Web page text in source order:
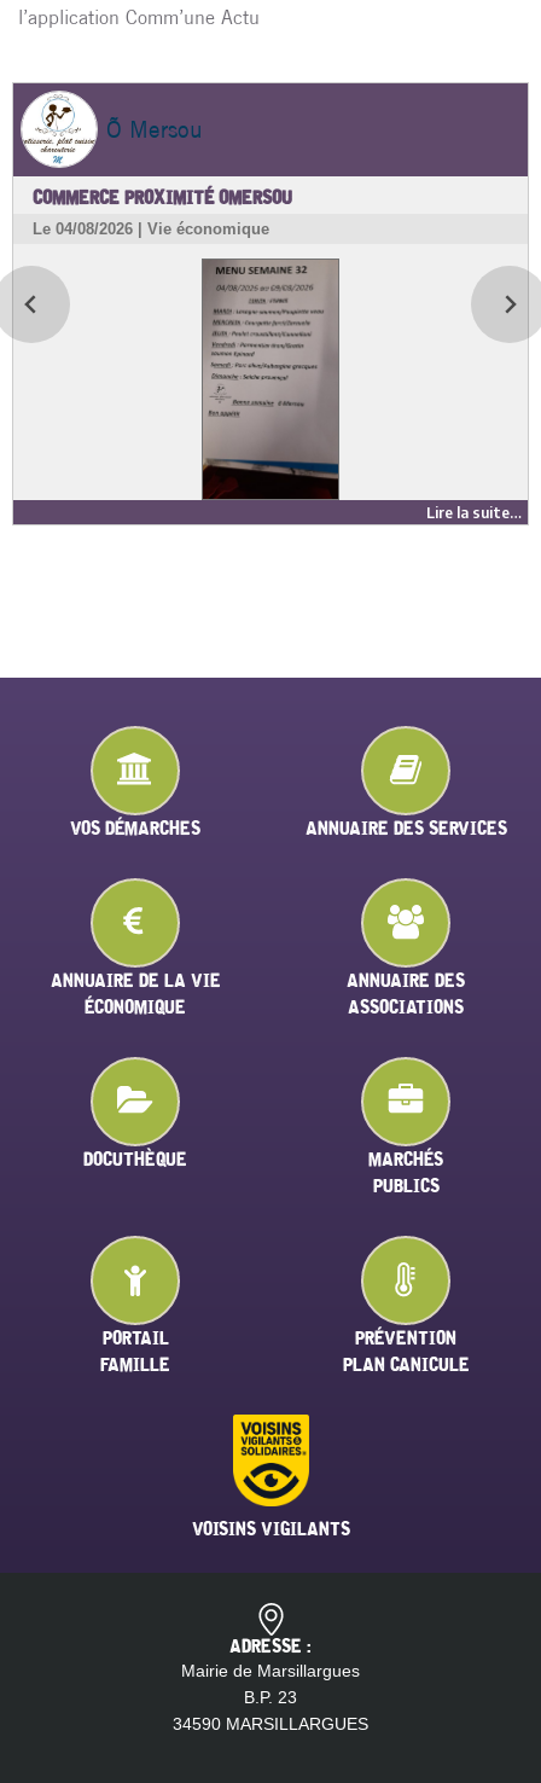
l’application Comm’une Actu
Õ Mersou
COMMERCE PROXIMITÉ OMERSOU
Le 04/08/2026 | Vie économique
Lire la suite…
VOS DÉMARCHES ANNUAIRE DES SERVICES
ANNUAIRE DE LA VIE
ÉCONOMIQUE
ANNUAIRE DES
ASSOCIATIONS
DOCUTHÈQUE
MARCHÉS
PUBLICS
PORTAIL
FAMILLE
PRÉVENTION
PLAN CANICULE
VOISINS VIGILANTS
ADRESSE :
Mairie de Marsillargues
B.P. 23
34590 MARSILLARGUES